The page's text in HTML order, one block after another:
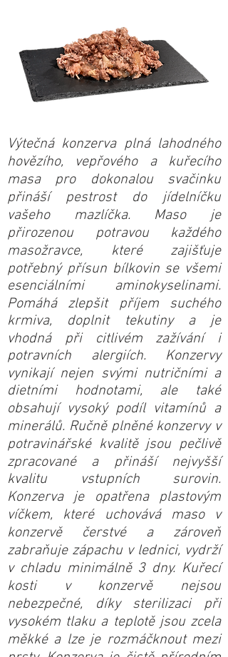
Výtečná konzerva plná lahodného
hovězího, vepřového a kuřecího
masa pro dokonalou svačinku
přináší pestrost do jídelníčku
vašeho mazlíčka. Maso je
přirozenou potravou každého
masožravce, které zajišťuje
potřebný přísun bílkovin se všemi
esenciálními aminokyselinami.
Pomáhá zlepšit příjem suchého
krmiva, doplnit tekutiny a je
vhodná při citlivém zažívání i
potravních alergiích. Konzervy
vynikají nejen svými nutričními a
dietními hodnotami, ale také
obsahují vysoký podíl vitamínů a
minerálů. Ručně plněné konzervy v
potravinářské kvalitě jsou pečlivě
zpracované a přináší nejvyšší
kvalitu vstupních surovin.
Konzerva je opatřena plastovým
víčkem, které uchovává maso v
konzervě čerstvé a zároveň
zabraňuje zápachu v lednici, vydrží
v chladu minimálně 3 dny. Kuřecí
kosti v konzervě nejsou
nebezpečné, díky sterilizaci při
vysokém tlaku a teplotě jsou zcela
měkké a lze je rozmáčknout mezi